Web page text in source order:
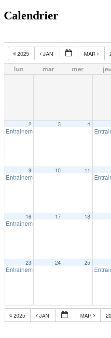
Calendrier
2025 JAN MAR
lun mar mer jeu
2
Entrainement intérieur à Shawinigan
3 4
9
Entrainement intérieur à Shawinigan
10 11
16
Entrainement intérieur à Shawinigan
17 18
23
Entrainement intérieur à Shawinigan
24 25
2025 JAN MAR